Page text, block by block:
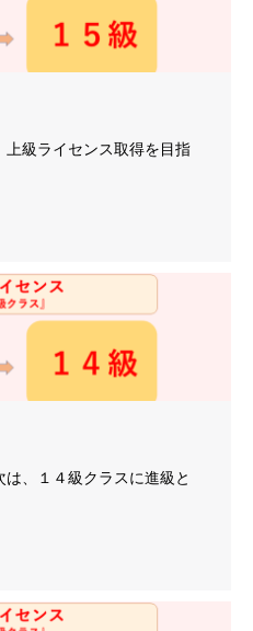
級ライセンス取得を目指
、１４級クラスに進級と